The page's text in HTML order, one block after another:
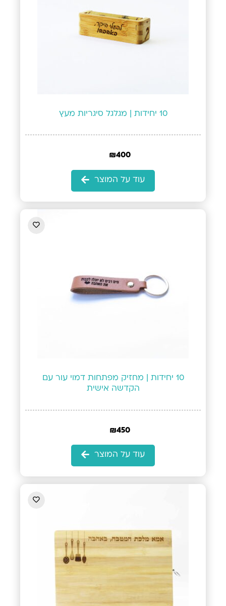
10 יחידות | מגלגל סיגריות מעץ
₪400
עוד על המוצר
10 יחידות | מחזיק מפתחות דמוי עור עם
הקדשה אישית
₪450
עוד על המוצר